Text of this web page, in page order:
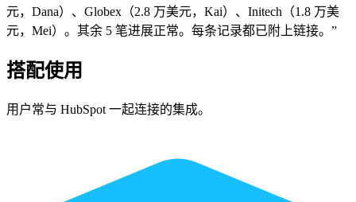
元，Dana）、Globex（2.8 万美元，Kai）、Initech（1.8 万美
元，Mei）。其余 5 笔进展正常。每条记录都已附上链接。”
搭配使用
用户常与 HubSpot 一起连接的集成。